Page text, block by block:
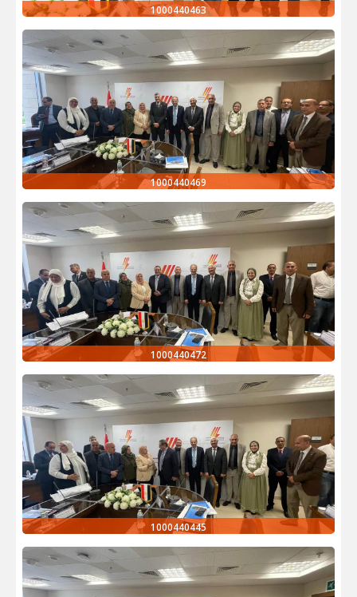
1000440463
1000440469
1000440472
1000440445